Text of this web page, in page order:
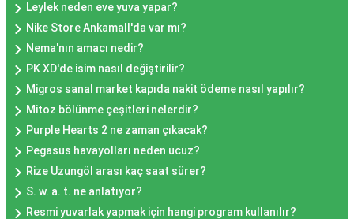
Leylek neden eve yuva yapar?
Nike Store Ankamall'da var mı?
Nema'nın amacı nedir?
PK XD'de isim nasıl değiştirilir?
Migros sanal market kapıda nakit ödeme nasıl yapılır?
Mitoz bölünme çeşitleri nelerdir?
Purple Hearts 2 ne zaman çıkacak?
Pegasus havayolları neden ucuz?
Rize Uzungöl arası kaç saat sürer?
S. w. a. t. ne anlatıyor?
Resmi yuvarlak yapmak için hangi program kullanılır?